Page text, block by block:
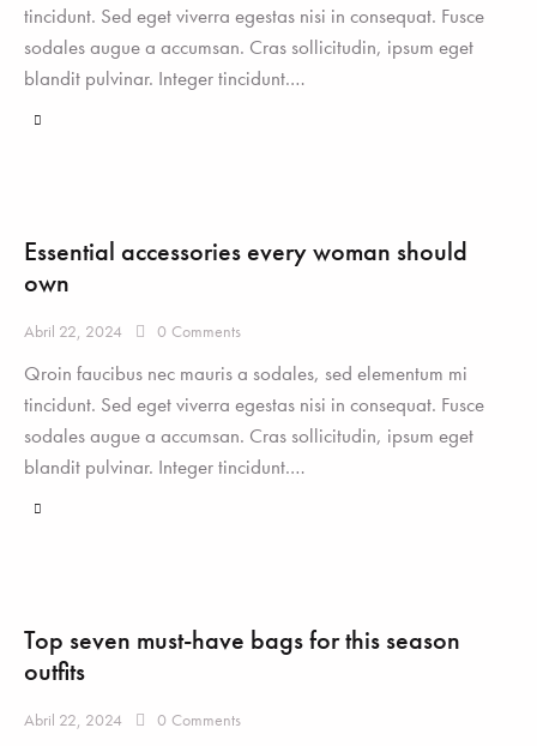
tincidunt. Sed eget viverra egestas nisi in consequat. Fusce
sodales augue a accumsan. Cras sollicitudin, ipsum eget
blandit pulvinar. Integer tincidunt.…
Essential accessories every woman should
own
Abril 22, 2024 0 Comments
Qroin faucibus nec mauris a sodales, sed elementum mi
tincidunt. Sed eget viverra egestas nisi in consequat. Fusce
sodales augue a accumsan. Cras sollicitudin, ipsum eget
blandit pulvinar. Integer tincidunt.…
Top seven must-have bags for this season
outfits
Abril 22, 2024 0 Comments